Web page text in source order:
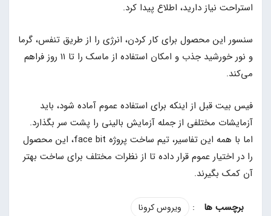
استراحت نیاز دارید، اطلاع پیدا کرد.
سنسور این محصول برای کار کردن، انرژی را از طریق تنفس، گرما
و نور خورشید جذب و امکان استفاده از ماسک را تا ۱۱ روز فراهم
می‌کند.
فیس بیت قبل از اینکه برای استفاده عموم آماده شود، باید
آزمایشات مختلفی از جمله آزمایش بالینی را پشت سر بگذارد.
اما با همه این تفاسیر، تیم ساخت پروژه face bit، این محصول
را در اختیار عموم قرار داده تا از نظرات مختلف برای ساخت بهتر
آن کمک بگیرند.
: ویروس کرونا